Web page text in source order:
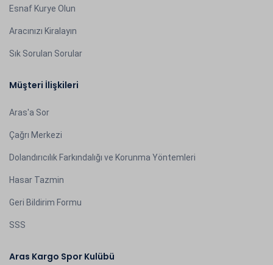
Esnaf Kurye Olun
Aracınızı Kiralayın
Sık Sorulan Sorular
Müşteri İlişkileri
Aras'a Sor
Çağrı Merkezi
Dolandırıcılık Farkındalığı ve Korunma Yöntemleri
Hasar Tazmin
Geri Bildirim Formu
SSS
Aras Kargo Spor Kulübü